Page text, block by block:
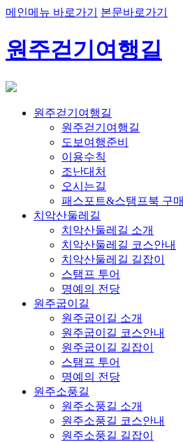
메인메뉴 바로가기 본문바로가기
원주걷기여행길
원주걷기여행길
원주걷기여행길
도보여행준비
이용수칙
조난대처
오시는길
패스포트&스탬프북 구매
치악산둘레길
치악산둘레길 소개
치악산둘레길 코스안내
치악산둘레길 길잡이
스탬프 투어
명예의 전당
원주굽이길
원주굽이길 소개
원주굽이길 코스안내
원주굽이길 길잡이
스탬프 투어
명예의 전당
원주소풍길
원주소풍길 소개
원주소풍길 코스안내
원주소풍길 길잡이